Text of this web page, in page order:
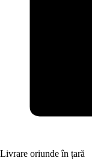
Livrare oriunde în țară